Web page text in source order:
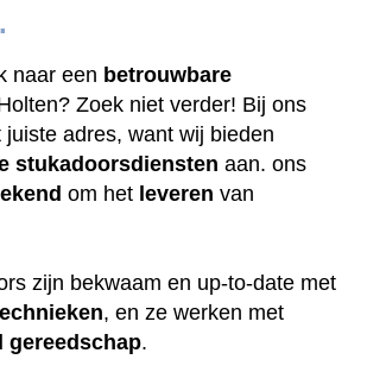
naar een betrouwbare
Zoek niet verder! Bij ons
juiste adres, want wij bieden
stukadoorsdiensten aan. ons
om het leveren van
zijn bekwaam en up-to-date met
, en ze werken met
gereedschap.